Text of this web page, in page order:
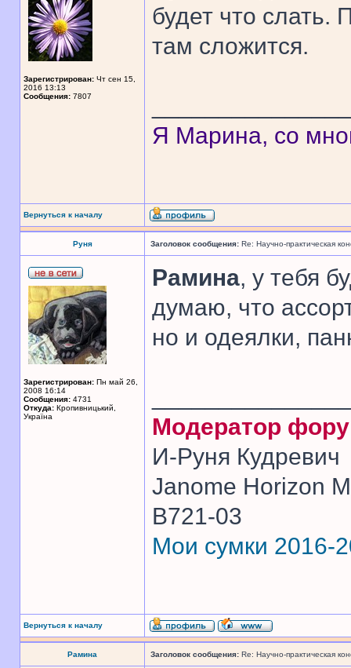
Зарегистрирован: Чт сен 15,
2016 13:13
Сообщения: 7807
будет что слать.
там сложится.
Я Марина, со
Вернуться к началу
Руня Заголовок сообщения: Re: Научно-практическая
Зарегистрирован: Пн май 26,
2008 16:14
Сообщения: 4731
Откуда: Кропивницький,
Україна
Рамина, у тебя
думаю, что
но и одеялки,
Модератор
И-Руня Кудревич
Janome Horizon
B721-03
Мои сумки 2016-
Вернуться к началу
Рамина Заголовок сообщения: Re: Научно-практическая